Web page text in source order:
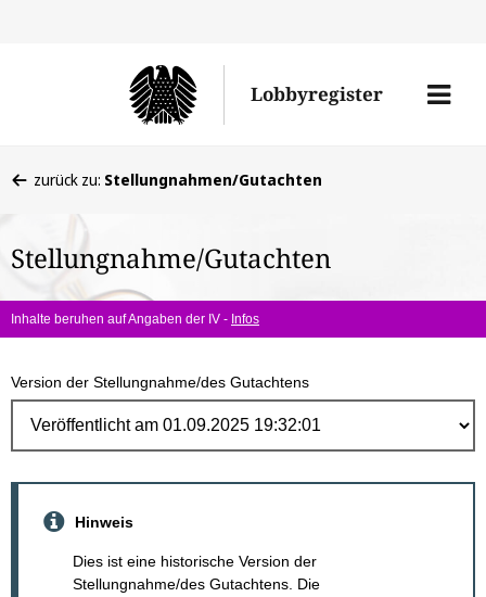
Lobbyregister
Menü
befinden
hier:
zurück zu: Stellungnahmen/Gutachten
Stellungnahme/Gutachten
Inhalte beruhen auf Angaben der IV - Infos
Version der Stellungnahme/des Gutachtens
Hinweis
Dies ist eine historische Version der
Stellungnahme/des Gutachtens. Die